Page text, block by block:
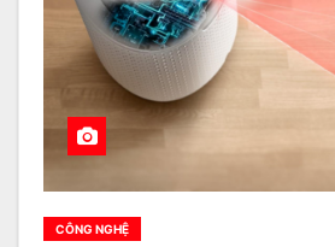
CÔNG NGHỆ